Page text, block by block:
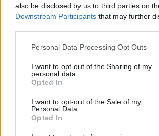
also be disclosed by us to third parties on
Downstream Participants that may further
Please note that this website/app uses one
not limited to your visit or usage behaviour.
grant or deny consent to Google and its
use your data for below specified purposes
consent section.
Personal Data Processing Opt Outs
I want to opt-out of the Sharing of my
personal data.
Opted In
I want to opt-out of the Sale of my
Personal Data.
Opted In
FRISSÍTÉS: Az MLSZ hivatalosan is
hétfőn délután, hogy Németh
sérülése miatt, így nem léphet
elleni keddi U21-es Eb-selejtezőn,
Olvastad már?